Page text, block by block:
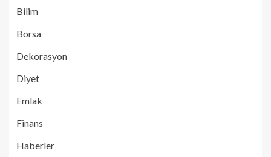
Bilim
Borsa
Dekorasyon
Diyet
Emlak
Finans
Haberler